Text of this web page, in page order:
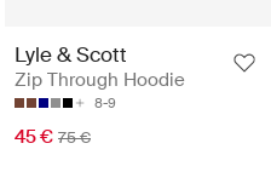
Lyle & Scott
Zip Through Hoodie
8-9
45 € 75 €